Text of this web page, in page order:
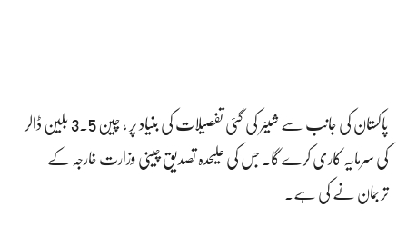
پاکستان کی جانب سے شیئر کی گئی تفصیلات کی بنیاد پر ، چین 3.5 بلین ڈالر
کی سرمایہ کاری کرے گا۔ جس کی علیحدہ تصدیق چینی وزارت خارجہ کے
ترجمان نے کی ہے۔